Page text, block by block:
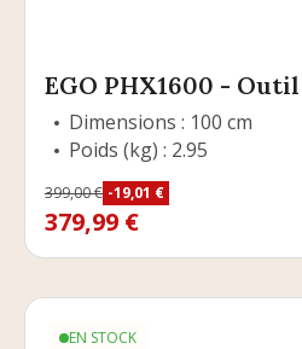
EGO PHX1600 -
Dimensions : 100 cm
Poids (kg) : 2.95
Prix de base
399,00 € -19,01 €
Prix
379,99 €
EN STOCK